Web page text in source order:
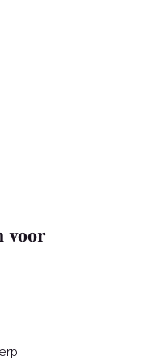
voor